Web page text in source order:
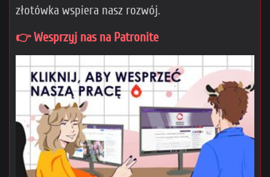
złotówka wspiera nasz rozwój.
👉 Wesprzyj nas na Patronite